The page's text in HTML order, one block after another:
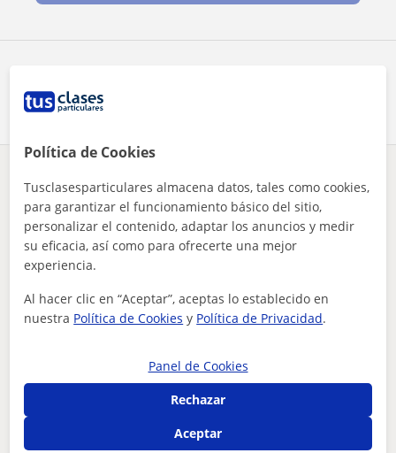
¿Hay algún error en este perfil? Cuéntanos
Tus clases particulares Primaria Tenerife
Santa Úrsula
profesor de matemáticas imparto clases a alumnos de primaria...
Úrsula que pueden interesarte
Política de Cookies
Tusclasesparticulares almacena datos, tales como cookies,
para garantizar el funcionamiento básico del sitio,
personalizar el contenido, adaptar los anuncios y medir
su eficacia, así como para ofrecerte una mejor
experiencia.
Al hacer clic en “Aceptar”, aceptas lo establecido en
nuestra Política de Cookies y Política de Privacidad.
Panel de Cookies
Rechazar
Aceptar